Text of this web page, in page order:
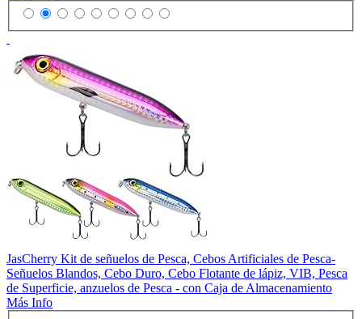
JasCherry Kit de señuelos de Pesca, Cebos Artificiales de Pesca-
Señuelos Blandos, Cebo Duro, Cebo Flotante de lápiz, VIB, Pesca
de Superficie, anzuelos de Pesca - con Caja de Almacenamiento
Más Info